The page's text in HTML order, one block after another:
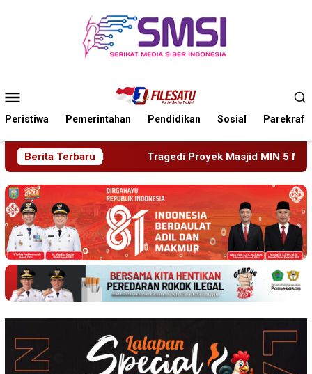
Mobile
Peristiwa Pemerintahan Pendidikan Sosial Parekraf
Berita Terbaru
Proyek Masjid MIN 5 Madiun: Satu Nyawa Melayang, K3